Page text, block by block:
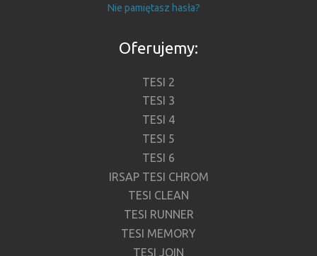
Nie pamiętasz hasła?
Oferujemy:
TESI 2
TESI 3
TESI 4
TESI 5
TESI 6
IRSAP TESI CHROM
TESI CLEAN
TESI RUNNER
TESI MEMORY
TESI JOIN